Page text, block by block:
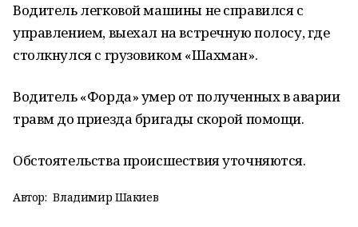
Водитель легковой машины не справился с
управлением, выехал на встречную полосу, где
столкнулся с грузовиком «Шахман».
Водитель «Форда» умер от полученных в аварии
травм до приезда бригады скорой помощи.
Обстоятельства происшествия уточняются.
Автор: Владимир Шакиев